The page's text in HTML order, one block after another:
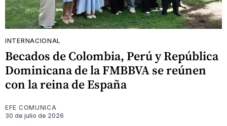
INTERNACIONAL
Becados de Colombia, Perú y República
Dominicana de la FMBBVA se reúnen
con la reina de España
EFE COMUNICA
30 de julio de 2026